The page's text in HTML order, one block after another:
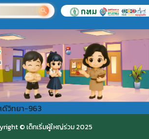
ดีวิทยา-963
© เด็กเริ่มผู้ใหญ่ร่วม 2025